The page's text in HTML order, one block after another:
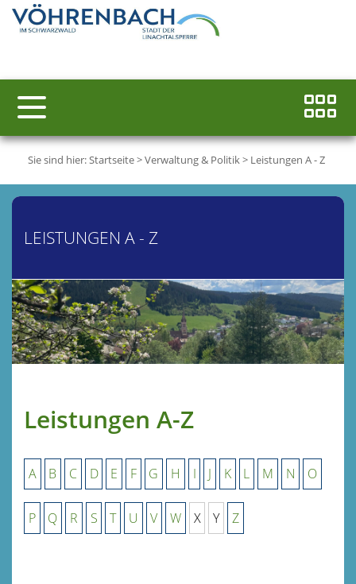
Sie sind hier:Startseite>Verwaltung & Politik> Leistungen A - Z
LEISTUNGEN A - Z
Leistungen A-Z
A B C D E F G H I J K L M N O
P Q R S T U V W X Y Z